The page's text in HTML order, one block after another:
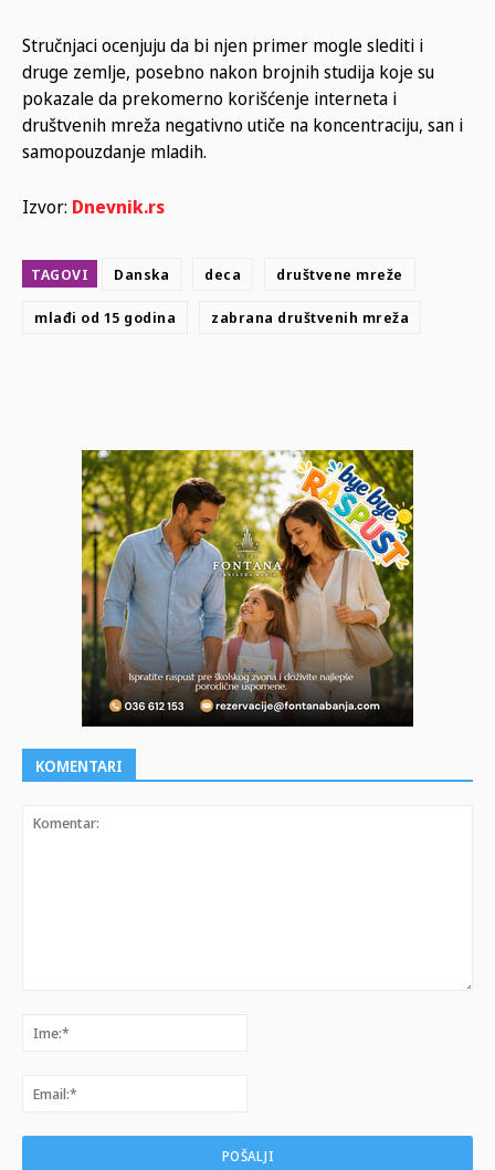
Stručnjaci ocenjuju da bi njen primer mogle slediti i
druge zemlje, posebno nakon brojnih studija koje su
pokazale da prekomerno korišćenje interneta i
društvenih mreža negativno utiče na koncentraciju, san i
samopouzdanje mladih.
Izvor: Dnevnik.rs
TAGOVI Danska deca društvene mreže
mlađi od 15 godina zabrana društvenih mreža
KOMENTARI